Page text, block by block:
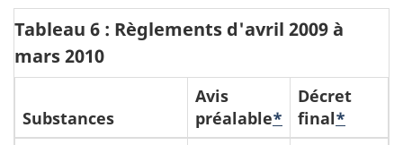
Tableau 6 : Règlements d'avril 2009 à
mars 2010
Substances
Avis
préalable*
Décret
final*